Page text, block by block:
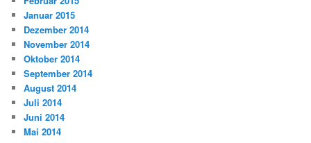
Januar 2015
Dezember 2014
November 2014
Oktober 2014
September 2014
August 2014
Juli 2014
Juni 2014
Mai 2014